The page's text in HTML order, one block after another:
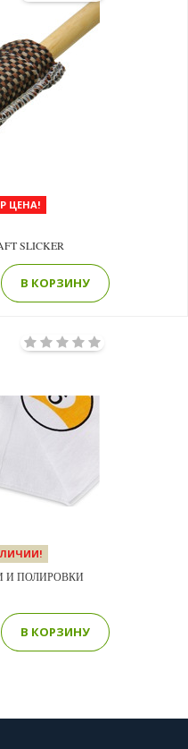
ЦЕНА!
SLICKER
В КОРЗИНУ
И ПОЛИРОВКИ
В КОРЗИНУ